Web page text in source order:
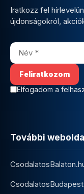
Iratkozz fel
újdonságokról,
Elfogadom a
További